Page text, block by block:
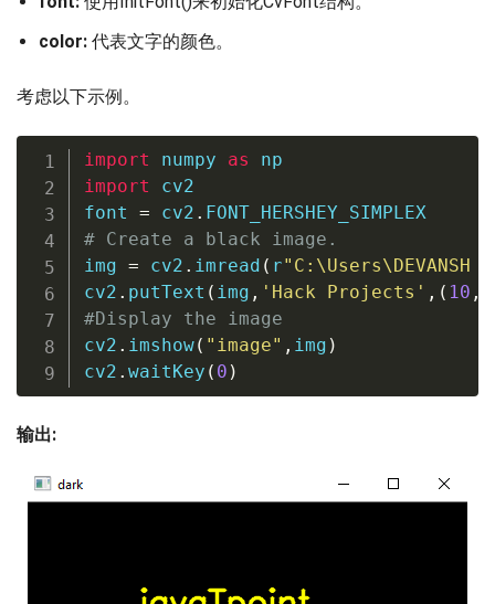
color: 代表文字的颜色。
考虑以下示例。
import numpy as
import cv2
font = cv2 .
FONT_HERSHEY_SIMPLEX
# Create a black image.
img = cv2 . imread ( r"C:\Users\DEVANSH
cv2 . putText ( img , 'Hack Projects' , ( 10 ,
#Display the image
cv2 . imshow( "image" , img )
cv2 . waitKey ( 0 )
输出: